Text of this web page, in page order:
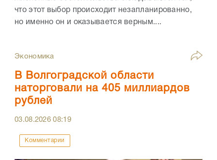
что этот выбор происходит незапланированно,
но именно он и оказывается верным....
Экономика
В Волгоградской области
наторговали на 405 миллиардов
рублей
03.08.202608:19
Комментарии